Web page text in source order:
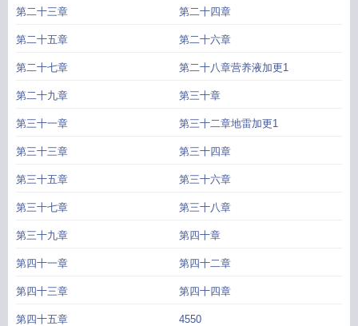
第二十三章 第二十四章
第二十五章 第二十六章
第二十七章 第二十八章营养液加更1
第二十九章 第三十章
第三十一章 第三十二章地雷加更1
第三十三章 第三十四章
第三十五章 第三十六章
第三十七章 第三十八章
第三十九章 第四十章
第四十一章 第四十二章
第四十三章 第四十四章
第四十五章 4550